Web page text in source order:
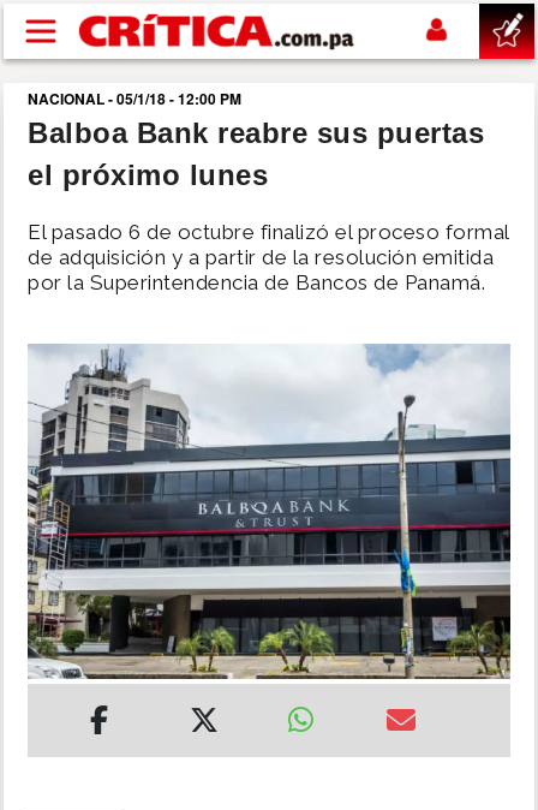
Pasar al contenido principal
buscar
SUCESOS
NACIONAL
SHOW
DEPORTES
MUNDO
INSÓLITAS
MULTIMEDIA
IMPRESO
NACIONAL - 05/1/18 - 12:00 PM
Balboa Bank reabre sus puertas
el próximo lunes
El pasado 6 de octubre finalizó el proceso formal
de adquisición y a partir de la resolución emitida
por la Superintendencia de Bancos de Panamá.